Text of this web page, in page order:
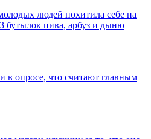
людей похитила себе на
бутылок пива, арбуз и дыню
в опросе, что считают главным